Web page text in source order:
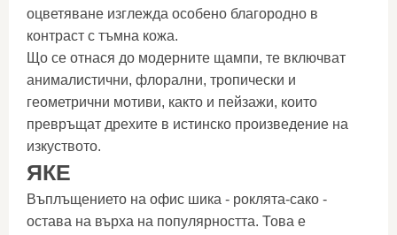
оцветяване изглежда особено благородно в
контраст с тъмна кожа.
Що се отнася до модерните щампи, те включват
анималистични, флорални, тропически и
геометрични мотиви, както и пейзажи, които
превръщат дрехите в истинско произведение на
изкуството.
ЯКЕ
Въплъщението на офис шика - роклята-сако -
остава на върха на популярността. Това е